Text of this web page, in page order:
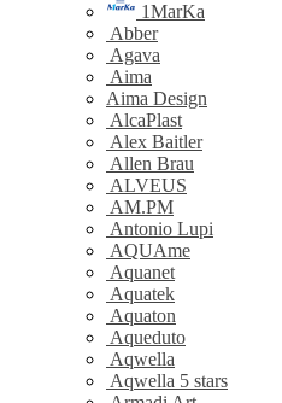
1MarKa
Abber
Agava
Aima
Aima Design
AlcaPlast
Alex Baitler
Allen Brau
ALVEUS
AM.PM
Antonio Lupi
AQUAme
Aquanet
Aquatek
Aquaton
Aqueduto
Aqwella
Aqwella 5 stars